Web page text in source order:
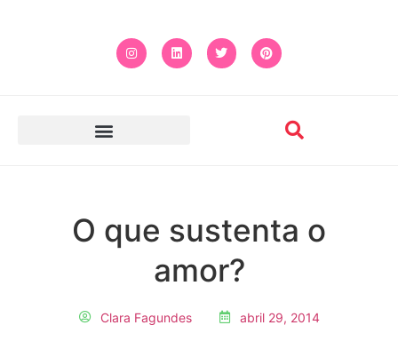
O que sustenta o
amor?
Clara Fagundes abril 29, 2014